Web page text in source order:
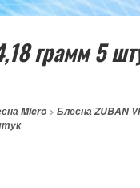
грамм 5
Micro> Блесна ZUBAN